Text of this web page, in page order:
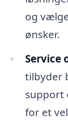
og
ønsker.
Service
tilbyder
support
for et